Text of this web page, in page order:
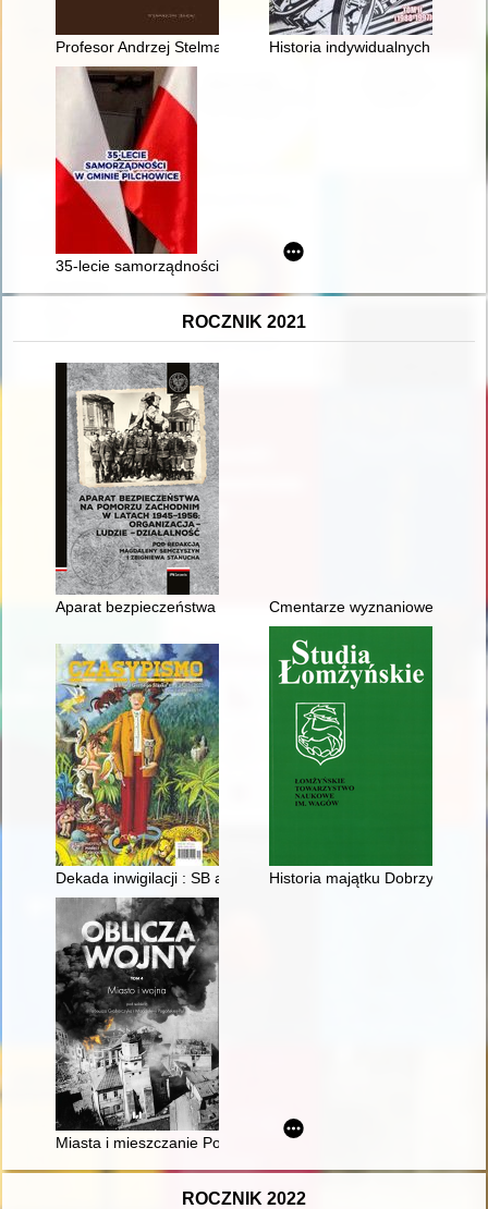
Profesor Andrzej Stelmachowski : wybitny prawnik agrarysta
Historia indywidualnych
35-lecie samorządności w gminie Pilchowice 1990-2025
ROCZNIK 2021
Aparat bezpieczeństwa województwa szczecińskiego wobec
Cmentarze wyznaniowe do
Dekada inwigilacji : SB a Kazimierz Kutz w latach
Historia majątku Dobrzyjałowo
Miasta i mieszczanie Polski centralnej wobec napaści
ROCZNIK 2022